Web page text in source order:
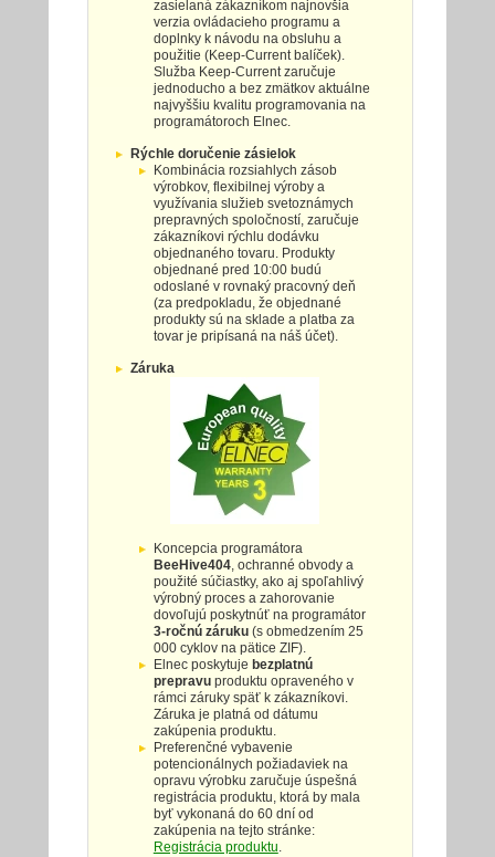
zasielaná zákazníkom najnovšia
verzia ovládacieho programu a
doplnky k návodu na obsluhu a
použitie (Keep-Current balíček).
Služba Keep-Current zaručuje
jednoducho a bez zmätkov aktuálne
najvyššiu kvalitu programovania na
programátoroch Elnec.
Rýchle doručenie zásielok
Kombinácia rozsiahlych zásob
výrobkov, flexibilnej výroby a
využívania služieb svetoznámych
prepravných spoločností, zaručuje
zákazníkovi rýchlu dodávku
objednaného tovaru. Produkty
objednané pred 10:00 budú
odoslané v rovnaký pracovný deň
(za predpokladu, že objednané
produkty sú na sklade a platba za
tovar je pripísaná na náš účet).
Záruka
Koncepcia programátora
BeeHive404, ochranné obvody a
použité súčiastky, ako aj spoľahlivý
výrobný proces a zahorovanie
dovoľujú poskytnúť na programátor
3-ročnú záruku(s obmedzením 25
000 cyklov na pätice ZIF).
Elnec poskytuje bezplatnú
prepravuproduktu opraveného v
rámci záruky späť k zákazníkovi.
Záruka je platná od dátumu
zakúpenia produktu.
Preferenčné vybavenie
potencionálnych požiadaviek na
opravu výrobku zaručuje úspešná
registrácia produktu, ktorá by mala
byť vykonaná do 60 dní od
zakúpenia na tejto stránke:
Registrácia produktu.